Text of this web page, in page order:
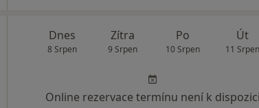
Dnes
8 Srpen
Zítra
9 Srpen
Po
10 Srpen
Út
11 Srpen
Online rezervace termínu není k dispozici